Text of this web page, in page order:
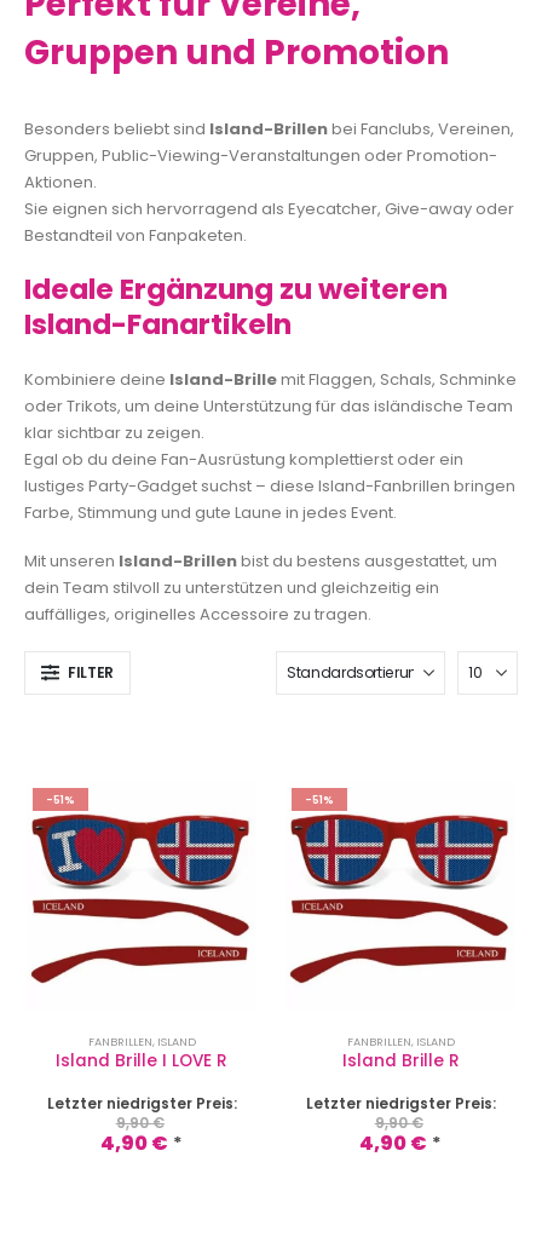
Gruppen und Promotion
Besonders beliebt sind Island-Brillenbei Fanclubs, Vereinen,
Gruppen, Public-Viewing-Veranstaltungen oder Promotion-
Aktionen.
Sie eignen sich hervorragend als Eyecatcher, Give-away oder
Bestandteil von Fanpaketen.
Ideale Ergänzung zu weiteren
Island-Fanartikeln
Kombiniere deine Island-Brillemit Flaggen, Schals, Schminke
oder Trikots, um deine Unterstützung für das isländische Team
klar sichtbar zu zeigen.
Egal ob du deine Fan-Ausrüstung komplettierst oder ein
lustiges Party-Gadget suchst – diese Island-Fanbrillen bringen
Farbe, Stimmung und gute Laune in jedes Event.
Mit unseren Island-Brillenbist du bestens ausgestattet, um
dein Team stilvoll zu unterstützen und gleichzeitig ein
auffälliges, originelles Accessoire zu tragen.
FILTER
-51%
FANBRILLEN, ISLAND
Island Brille I LOVE R
Letzter niedrigster Preis:
9,90€
4,90€ *
-51%
FANBRILLEN, ISLAND
Island Brille R
Letzter niedrigster Preis:
9,90€
4,90€ *